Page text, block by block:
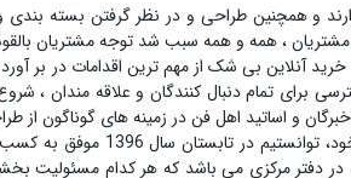
و همچنین طراحی و در نظر گرفتن بسته
، همه و همه سبب شد توجه مشتریان
آنلاین بی شک از مهم ترین اقدامات در بر
برای تمام دنبال کنندگان و علاقه مندان
و اساتید اهل فن در زمینه های گوناگون از
با اتکا به تولید و کوشش
دفتر مرکزی می باشد که هر کدام مسئولیت